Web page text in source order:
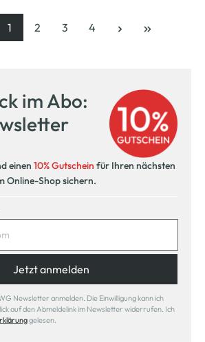
Seite
1
, aktuelle Seite
Seite
2
Seite
3
Seite
4
im Abo:
einen 10% Gutschein für Ihren nächsten
Online-Shop sichern.
Jetzt anmelden
Newsletter anmelden. Die Einwilligung kann ich
auf den Abmeldelink im Newsletter widerrufen. Ich
gelesen.